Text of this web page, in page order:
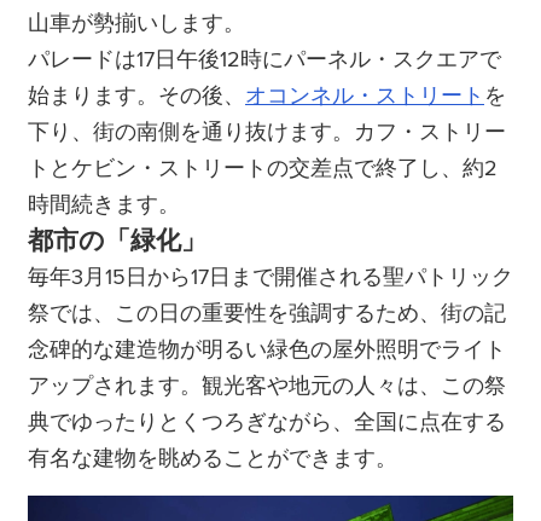
山車が勢揃いします。
パレードは17日午後12時にパーネル・スクエアで
始まります。その後、 オコンネル・ストリート を
下り、街の南側を通り抜けます。カフ・ストリー
トとケビン・ストリートの交差点で終了し、約2
時間続きます。
都市の「緑化」
毎年3月15日から17日まで開催される聖パトリック
祭では、この日の重要性を強調するため、街の記
念碑的な建造物が明るい緑色の屋外照明でライト
アップされます。観光客や地元の人々は、この祭
典でゆったりとくつろぎながら、全国に点在する
有名な建物を眺めることができます。